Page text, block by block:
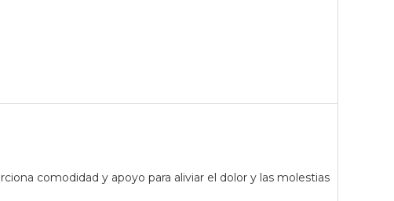
comodidad y apoyo para aliviar el dolor y las molestias